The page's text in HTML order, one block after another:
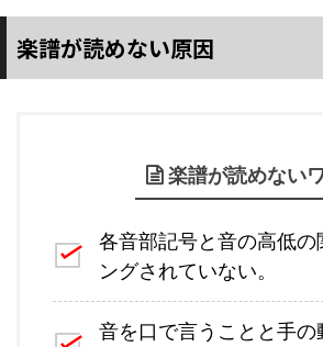
楽譜が読めない原因
楽譜が読めない
各音部記号と音の高低の
ングされていない。
音を口で言うことと手の